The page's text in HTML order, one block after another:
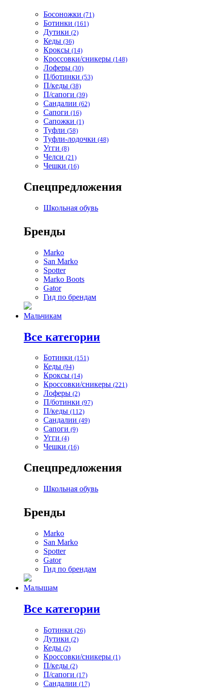
Босоножки (71)
Ботинки (161)
Дутики (2)
Кеды (36)
Кроксы (14)
Кроссовки/сникеры (148)
Лоферы (30)
П/ботинки (53)
П/кеды (38)
П/сапоги (39)
Сандалии (62)
Сапоги (16)
Сапожки (1)
Туфли (58)
Туфли-лодочки (48)
Угги (8)
Челси (21)
Чешки (16)
Спецпредложения
Школьная обувь
Бренды
Marko
San Marko
Spotter
Marko Boots
Gator
Гид по брендам
Мальчикам
Все категории
Ботинки (151)
Кеды (94)
Кроксы (14)
Кроссовки/сникеры (221)
Лоферы (2)
П/ботинки (97)
П/кеды (112)
Сандалии (49)
Сапоги (9)
Угги (4)
Чешки (16)
Спецпредложения
Школьная обувь
Бренды
Marko
San Marko
Spotter
Gator
Гид по брендам
Малышам
Все категории
Ботинки (26)
Дутики (2)
Кеды (2)
Кроссовки/сникеры (1)
П/кеды (2)
П/сапоги (17)
Сандалии (17)